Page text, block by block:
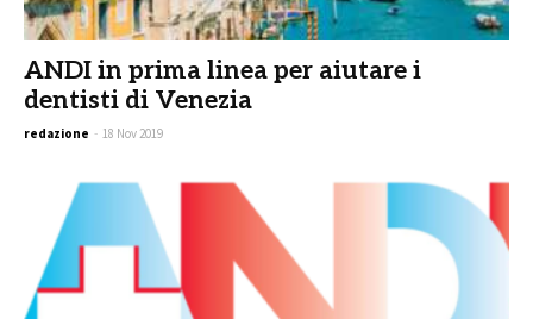
ANDI in prima linea per aiutare i
dentisti di Venezia
redazione - 18 Nov 2019